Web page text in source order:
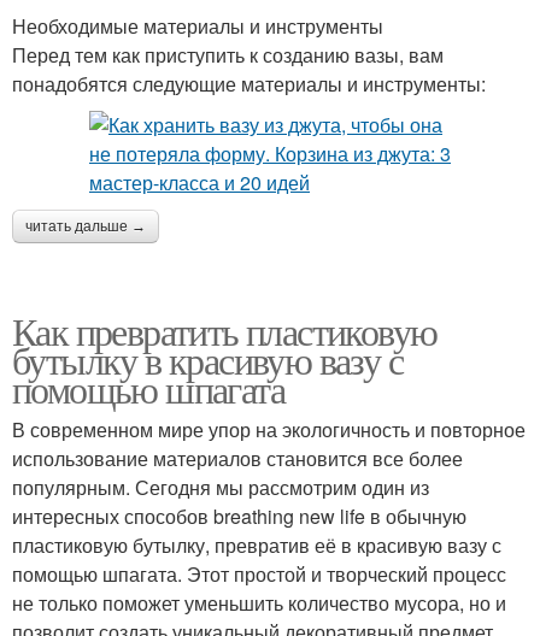
Необходимые материалы и инструменты
Перед тем как приступить к созданию вазы, вам
понадобятся следующие материалы и инструменты:
читать дальше →
Как превратить пластиковую
бутылку в красивую вазу с
помощью шпагата
В современном мире упор на экологичность и повторное
использование материалов становится все более
популярным. Сегодня мы рассмотрим один из
интересных способов breathing new life в обычную
пластиковую бутылку, превратив её в красивую вазу с
помощью шпагата. Этот простой и творческий процесс
не только поможет уменьшить количество мусора, но и